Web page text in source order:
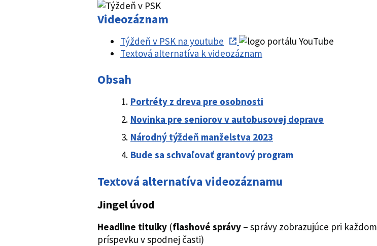
Videozáznam
Týždeň v PSK na youtube
Textová alternatíva k videozáznam
Obsah
Portréty z dreva pre osobnosti
Novinka pre seniorov v autobusovej doprave
Národný týždeň manželstva 2023
Bude sa schvaľovať grantový program
Textová alternatíva videozáznamu
Jingel úvod
Headline titulky (flashové správy – správy zobrazujúce pri každom
príspevku v spodnej časti)